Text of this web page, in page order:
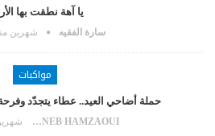
يا آهة نطقت بها
سارة الفقيه شهرين
مواكبات
حملة أضاحي العيد.. عطاء يتجدّد
ZAYNEB HAMZAOUI